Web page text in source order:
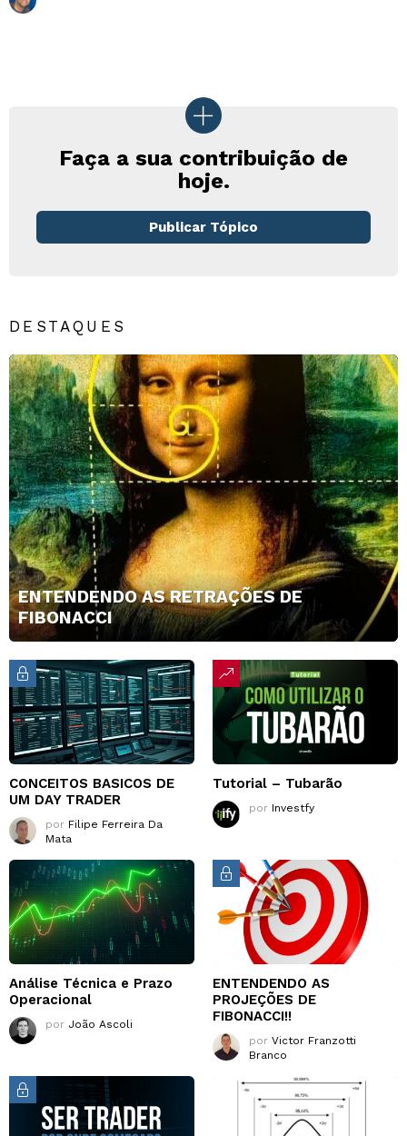
Faça a sua contribuição de
hoje.
Publicar Tópico
DESTAQUES
ENTENDENDO AS RETRAÇÕES DE
FIBONACCI
CONCEITOS BASICOS DE
UM DAY TRADER
por Filipe Ferreira Da
Mata
Tutorial – Tubarão
por Investfy
Análise Técnica e Prazo
Operacional
por João Ascoli
ENTENDENDO AS
PROJEÇÕES DE
FIBONACCI!!
por Victor Franzotti
Branco